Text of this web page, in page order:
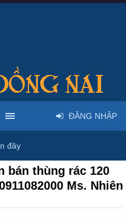
- Uy tín - Miễn phí
bán thùng rác 120
Ms. Nhiên
đây
ĐĂNG NHẬP